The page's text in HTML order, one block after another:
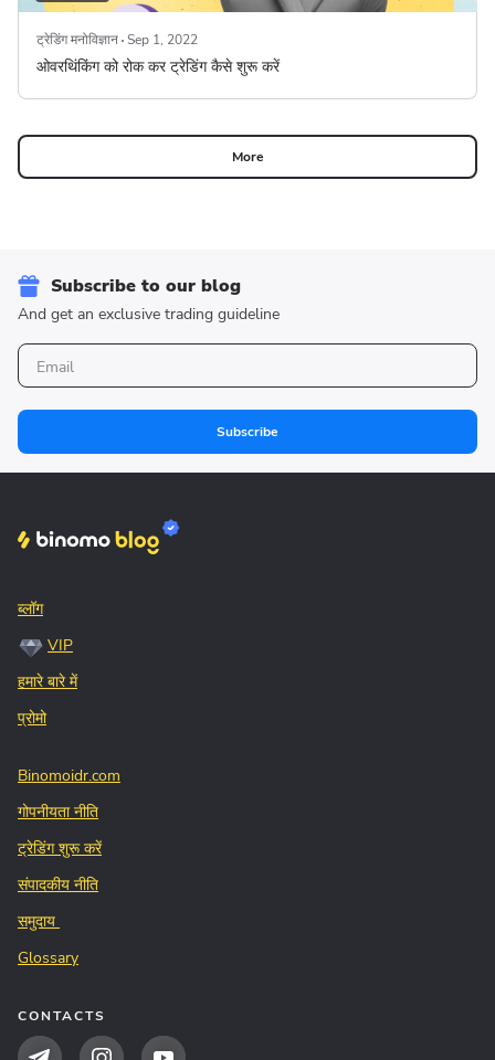
ट्रेडिंग मनोविज्ञान Sep 1, 2022
ओवरथिंकिंग को रोक कर ट्रेडिंग कैसे शुरू करें
More
Subscribe to our blog
And get an exclusive trading guideline
Subscribe
ब्लॉग
VIP
हमारे बारे में
प्रोमो
Binomoidr.com
गोपनीयता नीति
ट्रेडिंग शुरू करें
संपादकीय नीति
समुदाय
Glossary
CONTACTS